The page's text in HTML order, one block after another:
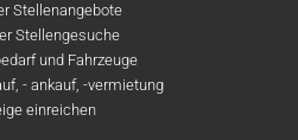
Stellenangebote
Stellengesuche
und Fahrzeuge
- ankauf, -vermietung
einreichen